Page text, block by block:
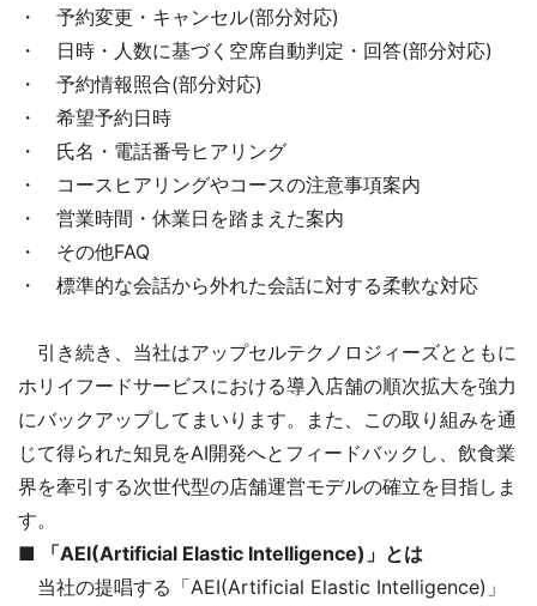
・ 予約変更・キャンセル(部分対応)
・ 日時・人数に基づく空席自動判定・回答(部分対応)
・ 予約情報照合(部分対応)
・ 希望予約日時
・ 氏名・電話番号ヒアリング
・ コースヒアリングやコースの注意事項案内
・ 営業時間・休業日を踏まえた案内
・ その他FAQ
・ 標準的な会話から外れた会話に対する柔軟な対応
引き続き、当社はアップセルテクノロジィーズとともに
ホリイフードサービスにおける導入店舗の順次拡大を強力
にバックアップしてまいります。また、この取り組みを通
じて得られた知見をAI開発へとフィードバックし、飲食業
界を牽引する次世代型の店舗運営モデルの確立を目指しま
す。
■ 「AEI(Artificial Elastic Intelligence)」とは
当社の提唱する「AEI(Artificial Elastic Intelligence)」